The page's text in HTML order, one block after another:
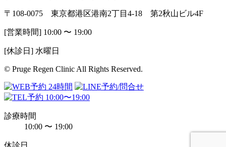
〒108-0075 東京都港区港南2丁目4-18 第2秋山ビル4F
[営業時間] 10:00 〜 19:00
[休診日] 水曜日
© Pruge Regen Clinic All Rights Reserved.
診療時間
10:00 〜 19:00
休診日